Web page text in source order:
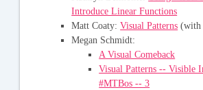
Introduce Linear Functions
Matt Coaty:Visual Patterns (with
Megan Schmidt:
A Visual Comeback
Visual Patterns -- Visible
#MTBos -- 3